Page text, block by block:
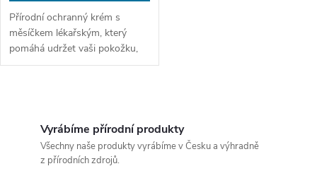
Přírodní ochranný krém s
měsíčkem lékařským, který
pomáhá udržet vaši pokožku,
ruce a nehty ve stabilní kondici.
Vyrábíme přírodní produkty
Všechny naše produkty vyrábíme v Česku a výhradně
z přírodních zdrojů.